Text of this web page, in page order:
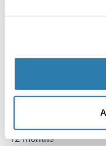
trained staff only.
-20 °C
Store at -20 °C.
12 months